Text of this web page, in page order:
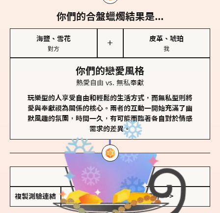
你們的合盤蠟燭結果是...
海鹽、雪花
對方
＋
皮革、琥珀
我
你們的戀愛風格
熱愛自由 vs. 無私奉獻
玩樂型的人享受自由和輕鬆的生活方式，而無私型則將
愛與奉獻視為關係的核心。兩者的互動一開始充滿了幽
默風趣的氛圍，時間一久，有可能面臨著各自對於情感
需求的差異。
儲存我的結果圖
複製測驗連結 查看香氛類型全解析 >>>